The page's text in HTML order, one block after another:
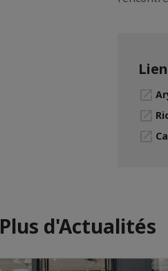
Plus d'Actualités